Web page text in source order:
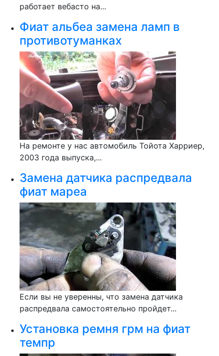
работает вебасто на...
Фиат альбеа замена ламп в
противотуманках
На ремонте у нас автомобиль Тойота Харриер,
2003 года выпуска,...
Замена датчика распредвала
фиат мареа
Если вы не уверенны, что замена датчика
распредвала самостоятельно пройдет...
Установка ремня грм на фиат
темпр